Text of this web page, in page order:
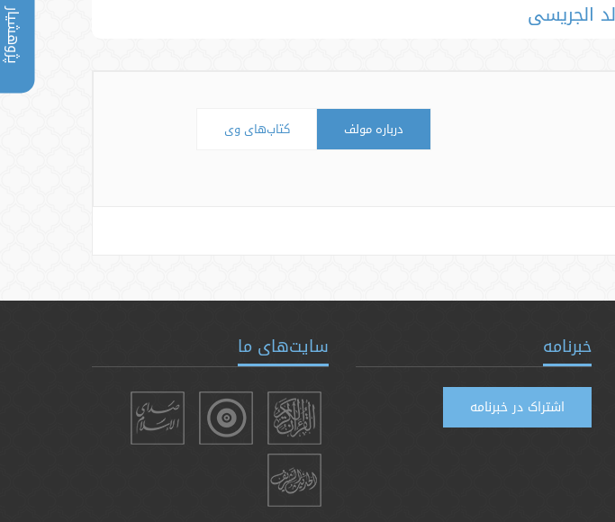
پژوهشیار الجریسی
درباره مولف کتاب‌های وی
خبرنامه
اشتراک در خبرنامه
سایت‌های ما